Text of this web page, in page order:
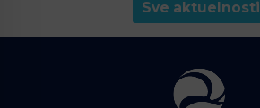
Sve aktuelnosti